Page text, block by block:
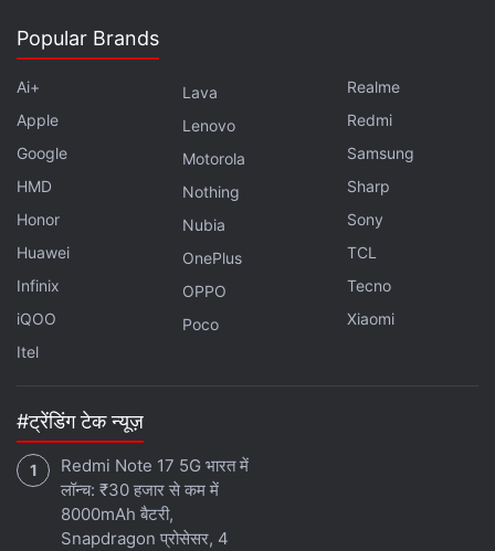
Popular Brands
Ai+
Apple
Google
HMD
Honor
Huawei
Infinix
iQOO
Itel
Lava
Lenovo
Motorola
Nothing
Nubia
OnePlus
OPPO
Poco
Realme
Redmi
Samsung
Sharp
Sony
TCL
Tecno
Xiaomi
#ट्रेंडिंग टेक न्यूज़
Redmi Note 17 5G भारत में
लॉन्च: ₹30 हजार से कम में
8000mAh बैटरी,
Snapdragon प्रोसेसर, 4